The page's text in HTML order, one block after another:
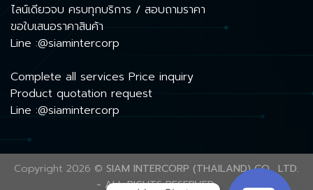
ไลน์เดียวจบ ครบทุกบริการ / สอบถามราคา
ขอใบเสนอราคาสินค้า
Line :@siamintercorp
Complete all services Price inquiry
Product quotation request
Line :@siamintercorp
Copyright 2026 © SIAM INTERCORP (THAILAND) CO., LTD.
- ALL RIGHTS RESERVED.